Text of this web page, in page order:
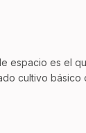
espacio es el
cultivo